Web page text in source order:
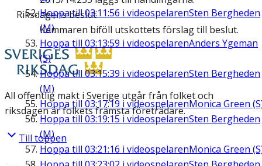
Hoppa till03:11:56 i videospelarenSten Bergheden
(M)
Hoppa till 03:13:59 i videospelarenAnders Ygeman
(S)
Hoppa till 03:15:39 i videospelarenSten Bergheden
(M)
Hoppa till 03:17:19 i videospelarenMonica Green
Hoppa till 03:19:15 i videospelarenSten Bergheden
(M)
Hoppa till 03:21:16 i videospelarenMonica Green
Riksdagens beslut
Kammaren biföll utskottets förslag till beslut.
All offentlig makt i Sverige utgår från folket och
riksdagen är folkets främsta företrädare.
Till toppen